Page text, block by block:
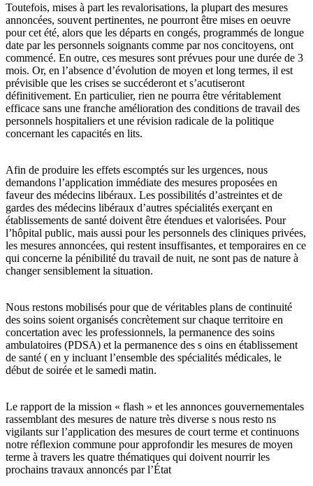
Toutefois, mises à part les revalorisations, la plupart des mesures
annoncées, souvent pertinentes, ne pourront être mises en oeuvre
pour cet été, alors que les départs en congés, programmés de longue
date par les personnels soignants comme par nos concitoyens, ont
commencé. En outre, ces mesures sont prévues pour une durée de 3
mois. Or, en l’absence d’évolution de moyen et long termes, il est
prévisible que les crises se succéderont et s’acutiseront
définitivement. En particulier, rien ne pourra être véritablement
efficace sans une franche amélioration des conditions de travail des
personnels hospitaliers et une révision radicale de la politique
concernant les capacités en lits.
Afin de produire les effets escomptés sur les urgences, nous
demandons l’application immédiate des mesures proposées en
faveur des médecins libéraux. Les possibilités d’astreintes et de
gardes des médecins libéraux d’autres spécialités exerçant en
établissements de santé doivent être étendues et valorisées. Pour
l’hôpital public, mais aussi pour les personnels des cliniques privées,
les mesures annoncées, qui restent insuffisantes, et temporaires en ce
qui concerne la pénibilité du travail de nuit, ne sont pas de nature à
changer sensiblement la situation.
Nous restons mobilisés pour que de véritables plans de continuité
des soins soient organisés concrètement sur chaque territoire en
concertation avec les professionnels, la permanence des soins
ambulatoires (PDSA) et la permanence des s oins en établissement
de santé ( en y incluant l’ensemble des spécialités médicales, le
début de soirée et le samedi matin.
Le rapport de la mission « flash » et les annonces gouvernementales
rassemblant des mesures de nature très diverse s nous resto ns
vigilants sur l’application des mesures de court terme et continuons
notre réflexion commune pour approfondir les mesures de moyen
terme à travers les quatre thématiques qui doivent nourrir les
prochains travaux annoncés par l’État